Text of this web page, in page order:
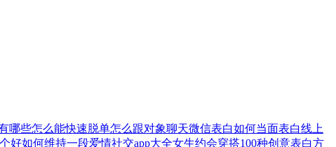
哪些怎么能快速脱单怎么跟对象聊天微信表白如何当面表白线上
好如何维持一段爱情社交app大全女生约会穿搭100种创意表白方